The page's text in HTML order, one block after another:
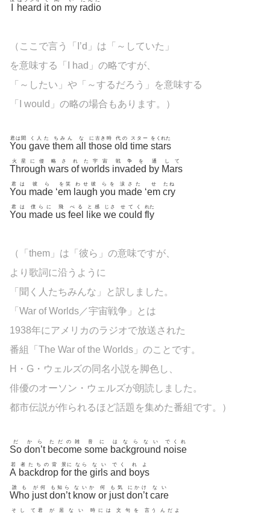
heard it on my radio
（ここで言う「I’d」は「～していた」
を意味する「I had」の略ですが、
「～したい」や「～するだろう」を意味する
「I would」の略の場合もあります。）
You
君は聞
gave
く人た
them
ちみん
all
な
those
に古き時
old
代の
time
スター
stars
をくれた
Through
火星に侵
wars
略さ
of
れ
worlds
た宇宙
invaded
戦争を
by
通
Mars
して
You
君は
made
彼ら
‘em
を笑
laugh
わせ彼
you
らを
made
涙さた
‘em
せ
cry
たね
You
君は
made
僕らに
us
飛
feel
べる
like
と感
we
じさ
could
せてく
fly
れた
（「them」は「彼ら」の意味ですが、
より歌詞に沿うように
「聞く人たちみんな」と訳しました。
「War of Worlds／宇宙戦争」とは
1938年にアメリカのラジオで放送された
番組「The War of the Worlds」のことです。
H・G・ウェルズの同名小説を脚色し、
俳優のオーソン・ウェルズが朗読しました。
都市伝説が作られるほど話題を集めた番組です。）
So
だ
don’t
から
become
ただの雑
some
音に
background
はならない
noise
でくれ
A
若
backdrop
者たちの背
for
景に
the
なら
girls
ない
and
でく
boys
れよ
Who
誰も
just
が何
don’t
も知ら
know
ないか
or
何
just
も気
don’t
にかけ
care
ない
そし て君 が居ない 時には 文句を 言う んだよ